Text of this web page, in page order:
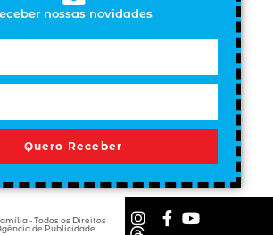
nossas novidades
Quero Receber
- Todos os Direitos
de Publicidade